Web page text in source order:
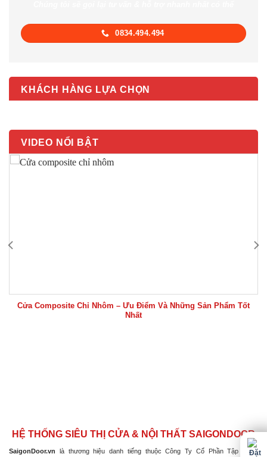
0834.494.494
KHÁCH HÀNG LỰA CHỌN
VIDEO NỔI BẬT
Cửa Composite Chỉ Nhôm – Ưu Điểm Và Những Sản Phẩm Tốt
Nhất
HỆ THỐNG SIÊU THỊ CỬA & NỘI THẤT SAIGONDOOR
SaigonDoor.vn là thương hiệu danh tiếng thuộc Công Ty Cổ Phần Tập Đoàn